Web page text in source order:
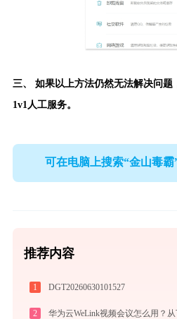
三、 如果以上方法仍然无法解决问题
1v1人工服务。
可在电脑上搜索“金山毒
推荐内容
1 DGT20260630101527
2